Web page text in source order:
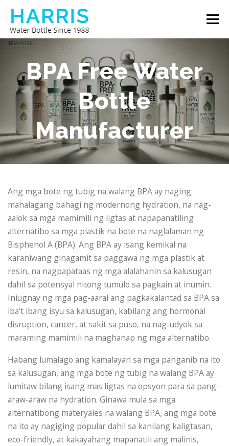
Skip
content
Menu
BOTE NG TUBIG HARRIS TUNGKOL SA AMIN
MAKIPAG-UGNAYAN SA AMIN
BPA Free Water
Bottle
Manufacturer
Ang mga bote ng tubig na walang BPA ay naging
mahalagang bahagi ng modernong hydration, na nag-
aalok sa mga mamimili ng ligtas at napapanatiling
alternatibo sa mga plastik na bote na naglalaman ng
Bisphenol A (BPA). Ang BPA ay isang kemikal na
karaniwang ginagamit sa paggawa ng mga plastik at
resin, na nagpapataas ng mga alalahanin sa kalusugan
dahil sa potensyal nitong tumulo sa pagkain at inumin.
Iniugnay ng mga pag-aaral ang pagkakalantad sa BPA sa
iba’t ibang isyu sa kalusugan, kabilang ang hormonal
disruption, cancer, at sakit sa puso, na nag-udyok sa
maraming mamimili na maghanap ng mga alternatibo.
Habang lumalago ang kamalayan sa mga panganib na ito
sa kalusugan, ang mga bote ng tubig na walang BPA ay
lumitaw bilang isang mas ligtas na opsyon para sa pang-
araw-araw na hydration. Ginawa mula sa mga
alternatibong materyales na walang BPA, ang mga bote
na ito ay nagiging popular dahil sa kanilang kaligtasan,
eco-friendly, at kakayahang mapanatili ang malinis,